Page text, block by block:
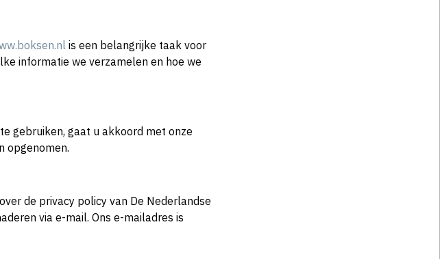
is een belangrijke taak voor
informatie we verzamelen en hoe we
te gebruiken, gaat u akkoord met onze
opgenomen.
de privacy policy van De Nederlandse
via e-mail. Ons e-mailadres is